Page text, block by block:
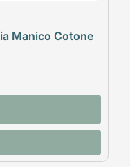
Manico Cotone